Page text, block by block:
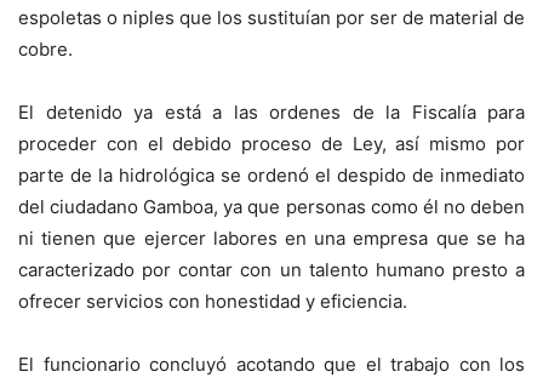
espoletas o niples que los sustituían por ser de material de
cobre.
El detenido ya está a las ordenes de la Fiscalía para
proceder con el debido proceso de Ley, así mismo por
parte de la hidrológica se ordenó el despido de inmediato
del ciudadano Gamboa, ya que personas como él no deben
ni tienen que ejercer labores en una empresa que se ha
caracterizado por contar con un talento humano presto a
ofrecer servicios con honestidad y eficiencia.
El funcionario concluyó acotando que el trabajo con los